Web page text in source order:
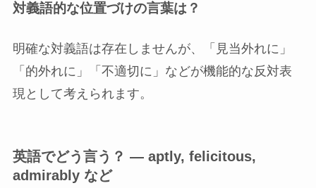
対義語的な位置づけの言葉は？
明確な対義語は存在しませんが、「見当外れに」
「的外れに」「不適切に」などが機能的な反対表
現として考えられます。
英語でどう言う？ — aptly, felicitous,
admirably など